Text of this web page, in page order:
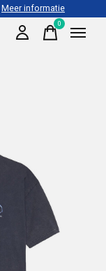
Meer informatie
0items